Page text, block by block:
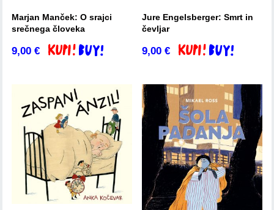
Marjan Manček: O srajci
srečnega človeka
9,00€ Dodaj v košarico
Jure Engelsberger: Smrt in
čevljar
9,00€ Dodaj v košarico